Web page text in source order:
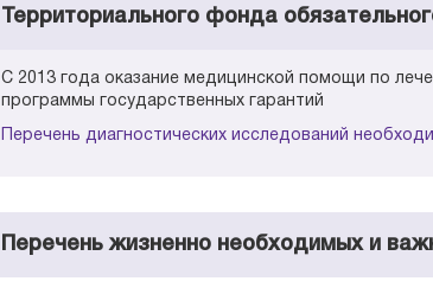
Территориального фонда
С 2013 года оказание медицинской помощи по
программы государственных гарантий
Перечень диагностических исследований
Перечень жизненно необходимых и